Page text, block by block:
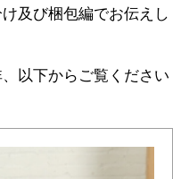
及び梱包編でお伝えし
以下からご覧ください